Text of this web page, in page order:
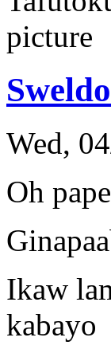
Sweldo
Wed,
Oh
Ikaw
kabayo